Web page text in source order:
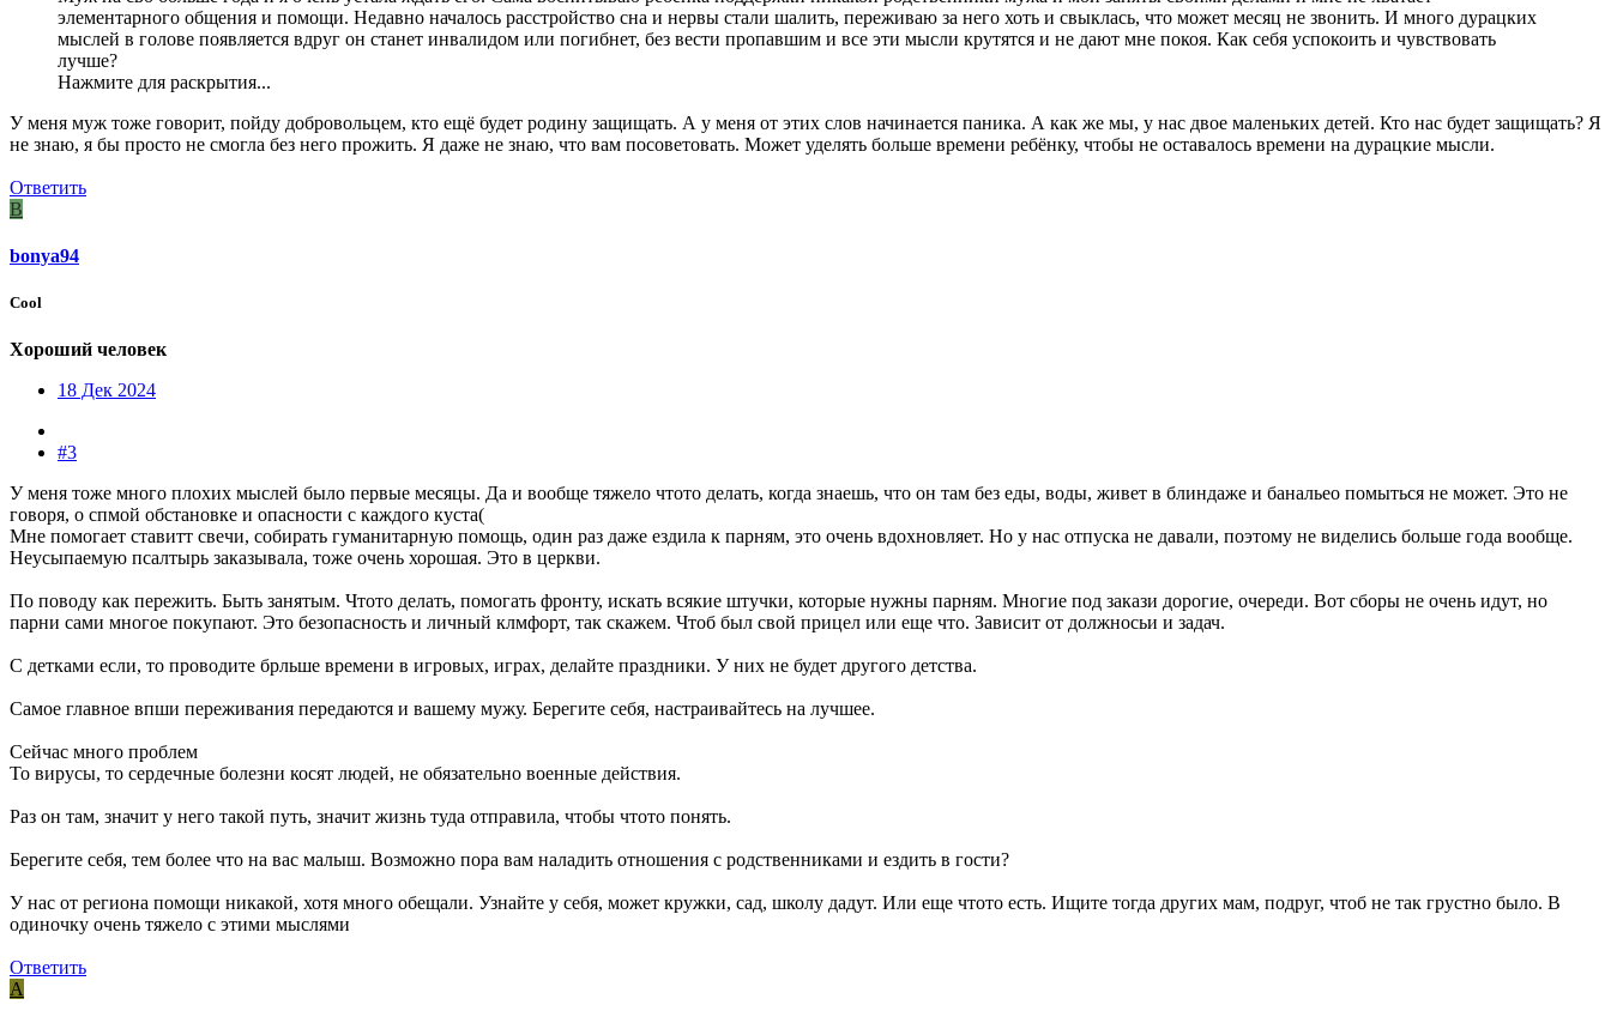
элементарного общения и помощи. Недавно началось расстройство сна и нервы стали шалить, переживаю за него хоть и свыклась, что может месяц не звонить. И много дурацких
мыслей в голове появляется вдруг он станет инвалидом или погибнет, без вести пропавшим и все эти мысли крутятся и не дают мне покоя. Как себя успокоить и чувствовать
лучше?
Нажмите для раскрытия...
У меня муж тоже говорит, пойду добровольцем, кто ещё будет родину защищать. А у меня от этих слов начинается паника. А как же мы, у нас двое маленьких детей. Кто нас будет защищать? Я
не знаю, я бы просто не смогла без него прожить. Я даже не знаю, что вам посоветовать. Может уделять больше времени ребёнку, чтобы не оставалось времени на дурацкие мысли.
Ответить
B
bonya94
Cool
Хороший человек
18 Дек 2024
#3
У меня тоже много плохих мыслей было первые месяцы. Да и вообще тяжело чтото делать, когда знаешь, что он там без еды, воды, живет в блиндаже и банальео помыться не может. Это не
говоря, о спмой обстановке и опасности с каждого куста(
Мне помогает ставитт свечи, собирать гуманитарную помощь, один раз даже ездила к парням, это очень вдохновляет. Но у нас отпуска не давали, поэтому не виделись больше года вообще.
Неусыпаемую псалтырь заказывала, тоже очень хорошая. Это в церкви.
По поводу как пережить. Быть занятым. Чтото делать, помогать фронту, искать всякие штучки, которые нужны парням. Многие под закази дорогие, очереди. Вот сборы не очень идут, но
парни сами многое покупают. Это безопасность и личный клмфорт, так скажем. Чтоб был свой прицел или еще что. Зависит от должносьи и задач.
С детками если, то проводите брльше времени в игровых, играх, делайте праздники. У них не будет другого детства.
Самое главное впши переживания передаются и вашему мужу. Берегите себя, настраивайтесь на лучшее.
Сейчас много проблем
То вирусы, то сердечные болезни косят людей, не обязательно военные действия.
Раз он там, значит у него такой путь, значит жизнь туда отправила, чтобы чтото понять.
Берегите себя, тем более что на вас малыш. Возможно пора вам наладить отношения с родственниками и ездить в гости?
У нас от региона помощи никакой, хотя много обещали. Узнайте у себя, может кружки, сад, школу дадут. Или еще чтото есть. Ищите тогда других мам, подруг, чтоб не так грустно было. В
одиночку очень тяжело с этими мыслями
Ответить
А